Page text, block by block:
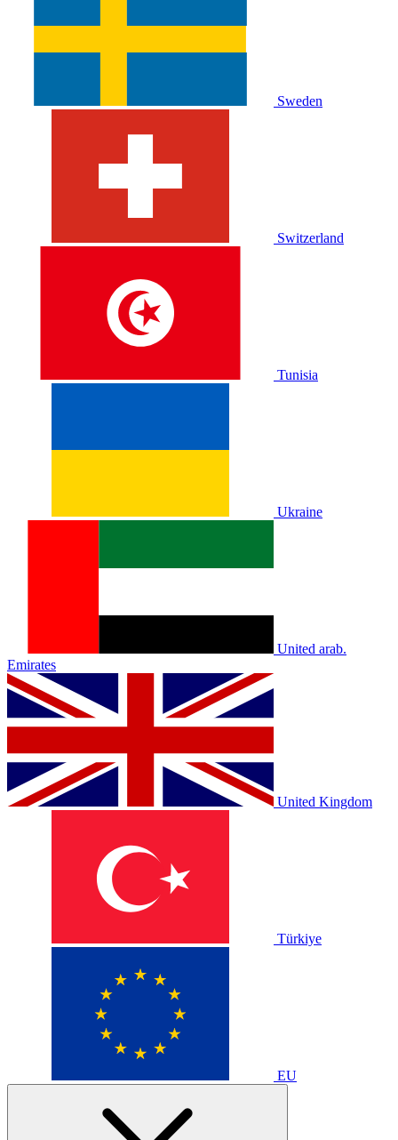
Sweden
Switzerland
Tunisia
Ukraine
United arab.
Emirates
United Kingdom
Türkiye
EU